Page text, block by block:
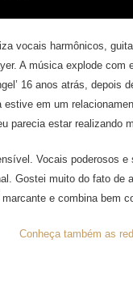
vocais harmônicos,
A música explode
16 anos atrás, depois
em um
parecia estar realizando
Vocais poderosos
Gostei muito do fato de
e combina bem
Conheça também as